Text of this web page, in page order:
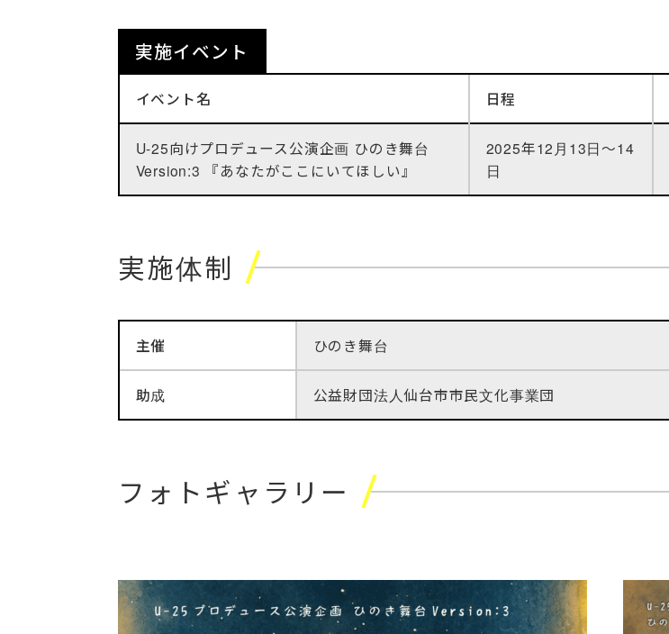
実施イベント
イベント名 日程
U-25向けプロデュース公演企画 ひのき舞台
Version:3 『あなたがここにいてほしい』
2025年12月13日〜14
日
実施体制
主催 ひのき舞台
助成 公益財団法人仙台市市民文化事業団
フォトギャラリー